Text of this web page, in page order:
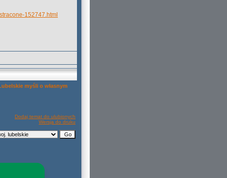
152747.html
myśli o własnym
Dodaj temat do ulubionych
Wersja do druku